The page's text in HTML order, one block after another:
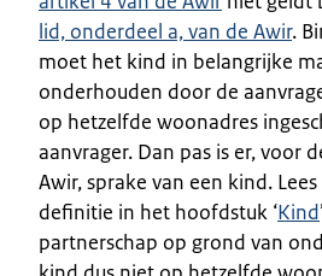
lid, onderdeel a, van de Awir.
moet het kind in belangrijke
onderhouden door de
op hetzelfde woonadres
aanvrager. Dan pas is er, voor
Awir, sprake van een kind.
definitie in het hoofdstuk ‘Kind
partnerschap op grond van